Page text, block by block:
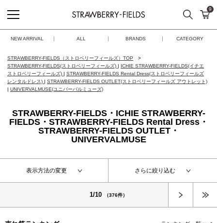
STRAWBERRY-FIELDS
検索 カ
9
NEW ARRIVAL ALL BRANDS CATEGORY
STRAWBERRY-FIELDS（ストロベリーフィールズ）TOP
STRAWBERRY-FIELDS(ストロベリーフィールズ) | ICHIE STRAWBERRY-FIELDS(イチエ
ストロベリーフィールズ) | STRAWBERRY-FIELDS Rental Dress(ストロベリーフィールズ
レンタルドレス) | STRAWBERRY-FIELDS OUTLET(ストロベリーフィールズ アウトレット)
| UNIVERVALMUSE(ユニバーバルミューズ)
STRAWBERRY-FIELDS・ICHIE STRAWBERRY-
FIELDS・STRAWBERRY-FIELDS Rental Dress・
STRAWBERRY-FIELDS OUTLET・
UNIVERVALMUSE
表示方法の変更 さらに絞り込む
1/10 （376件）